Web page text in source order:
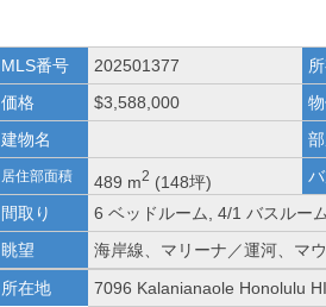
MLS番号 202501377
価格
$3,588,000
建物名
居住部面積 489 m2 (148坪)
間取り
6 ベッドルーム, 4/1 バスルー
眺望
海岸線、マリーナ／運河、マ
所在地
7096 Kalanianaole Honolulu